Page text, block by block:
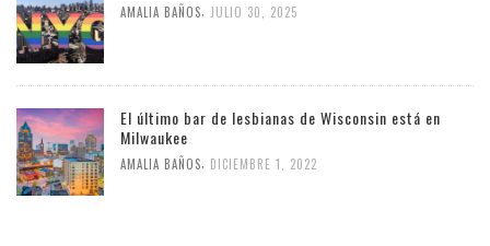
AMALIA BAÑOS, JULIO 30, 2025
El último bar de lesbianas de Wisconsin está en
Milwaukee
AMALIA BAÑOS, DICIEMBRE 1, 2022